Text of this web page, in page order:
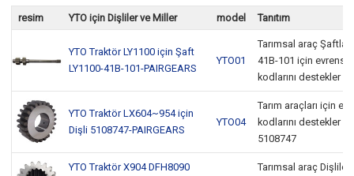
resim YTO için Dişliler ve Miller model Tanıtım
YTO Traktör LY1100 için Şaft
LY1100-41B-101-PAIRGEARS
YTO01
Tarımsal araç
41B-101 için evrensel
kodlarını destekler
YTO Traktör LX604~954 için
Dişli 5108747-PAIRGEARS
YTO04
Tarım araçları için
kodlarını destekler
5108747
YTO Traktör X904 DFH8090
Tarımsal araç